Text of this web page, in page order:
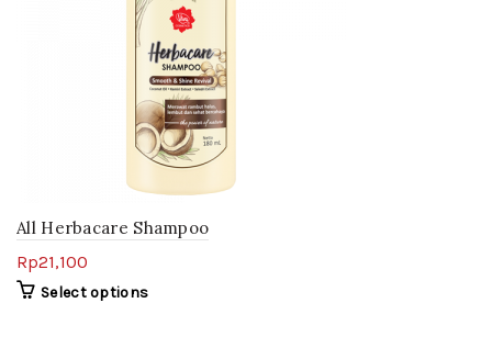
All Herbacare Shampoo
Rp21,100
Select options